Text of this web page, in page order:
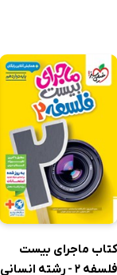
کتاب ماجرای بیست
فلسفه 2 - رشته انسانی